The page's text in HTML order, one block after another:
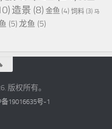
造景 (8) 金鱼 (4) 饲料 (3) 马
(5) 龙鱼 (5)
版权所有。
备19016635号-1